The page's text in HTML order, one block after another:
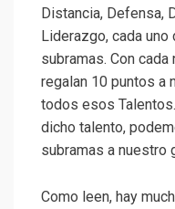
Distancia, Defensa,
Liderazgo, cada
subramas. Con
regalan 10 puntos a
todos esos
dicho talento,
subramas a nuestro
Como leen, hay